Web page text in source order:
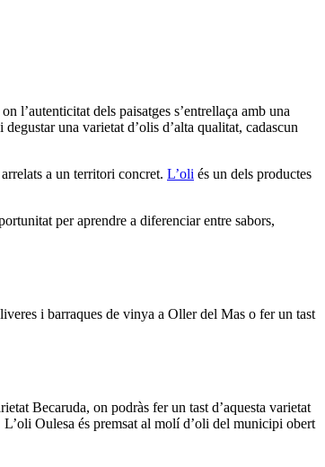
l’autenticitat dels paisatges s’entrellaça amb una
una varietat d’olis d’alta qualitat, cadascun
a un territori concret. L’oli és un dels productes
per aprendre a diferenciar entre sabors,
i barraques de vinya a Oller del Mas o fer un tast
Becaruda, on podràs fer un tast d’aquesta varietat
Oulesa és premsat al molí d’oli del municipi obert